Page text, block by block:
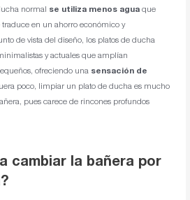
normal se utiliza menos agua que
en un ahorro económico y
de vista del diseño, los platos de ducha
y actuales que amplían
ofreciendo una sensación de
poco, limpiar un plato de ducha es mucho
pues carece de rincones profundos
cambiar la bañera por